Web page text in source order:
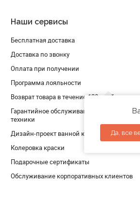
Наши сервисы
Бесплатная доставка
Доставка по звонку
Оплата при получении
Программа лояльности
Возврат товара в течение 120 дней
Гарантийное обслуживание и проверка
техники
Дизайн-проект ванной комнаты
Колеровка краски
Подарочные сертификаты
Обслуживание корпоративных клиентов
Да, все